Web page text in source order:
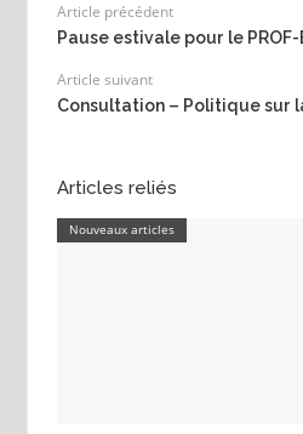
Article précédent
Pause estivale pour le PROF-
Article suivant
Consultation – Politique sur
Articles reliés
Nouveaux articles